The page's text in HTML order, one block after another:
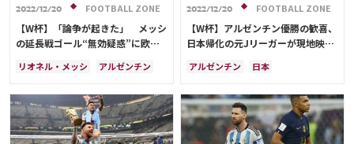
ABEMAの視聴について
Android
TV
2022/12/20 FOOTBALL ZONE
【W杯】「論争が起きた」 メッシ
の延長戦ゴール“無効疑惑”に欧州
リオネル・メッシ
アルゼンチン
スペイン
メキシコ
アンヘル・ディ・マリア
2022/12/20 FOOTBALL ZONE
【W杯】アルゼンチン優勝の歓喜、
日本帰化の元Jリーガーが現地映像
が揺れてる」
アルゼンチン
日本
キリアン・ムバッペ
フランス
日本代表
アンヘル・ディ・マリア